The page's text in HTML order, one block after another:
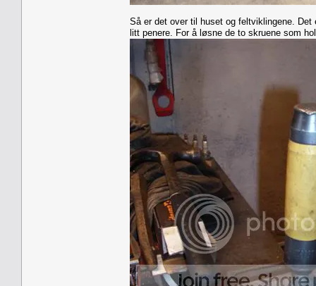
Så er det over til huset og feltviklingene.
litt penere. For å løsne de to skruene som